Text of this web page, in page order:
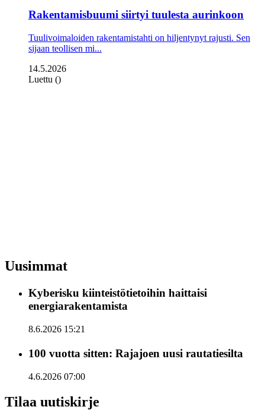
Rakentamisbuumi siirtyi tuulesta aurinkoon
Tuulivoimaloiden rakentamistahti on hiljentynyt rajusti. Sen
sijaan teollisen mi...
14.5.2026
Luettu ()
Uusimmat
Kyberisku kiinteistötietoihin haittaisi
energiarakentamista
8.6.2026 15:21
100 vuotta sitten: Rajajoen uusi rautatiesilta
4.6.2026 07:00
Tilaa uutiskirje